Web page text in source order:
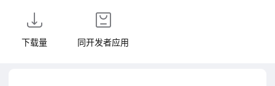
下载量 同开发者应用